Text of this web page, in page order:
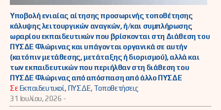
Υποβολή ενιαίας αίτησης προσωρινής τοποθέτησης
κάλυψης λειτουργικών αναγκών, ή/και συμπλήρωσης
ωραρίου εκπαιδευτικών που βρίσκονται στη Διάθεση του
ΠΥΣΔΕ Φλώρινας και υπάγονται οργανικά σε αυτήν
(κατόπιν μετάθεσης, μετάταξης ή διορισμού), αλλά και
των εκπαιδευτικών που περιήλθαν στη διάθεση του
ΠΥΣΔΕ Φλώρινας από απόσπαση από άλλο ΠΥΣΔΕ
ΣεΕκπαιδευτικοί, ΠΥΣΔΕ, Τοποθετήσεις
31 Ιουλίου, 2026 -